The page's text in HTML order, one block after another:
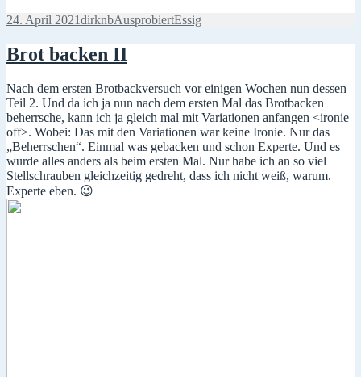
Veröffentlicht
24. April 2021Autor
dirknbKategorien
AusprobiertSchlagwörter
Essig
Brot backen II
Nach dem ersten Brotbackversuch vor einigen Wochen nun dessen
Teil 2. Und da ich ja nun nach dem ersten Mal das Brotbacken
beherrsche, kann ich ja gleich mal mit Variationen anfangen <ironie
off>. Wobei: Das mit den Variationen war keine Ironie. Nur das
„Beherrschen“. Einmal was gebacken und schon Experte. Und es
wurde alles anders als beim ersten Mal. Nur habe ich an so viel
Stellschrauben gleichzeitig gedreht, dass ich nicht weiß, warum.
Experte eben. 😉